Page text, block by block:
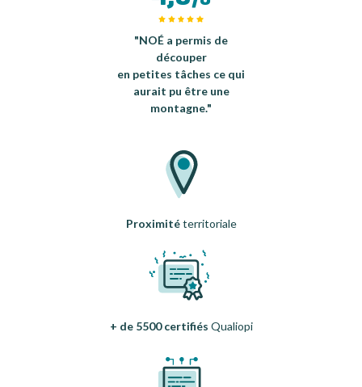
+ de 5500 certifiés Qualiopi
"NOÉ a permis de
découper
en petites tâches ce qui
aurait pu être une
montagne."
Proximitéterritoriale